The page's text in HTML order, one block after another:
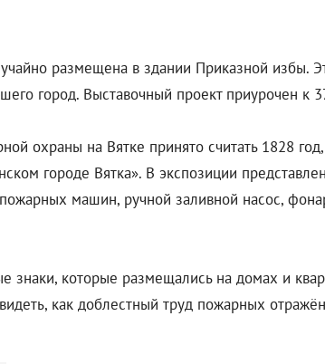
размещена в здании Приказной
город. Выставочный проект приурочен
охраны на Вятке принято считать 1828
городе Вятка». В экспозиции
машин, ручной заливной насос,
знаки, которые размещались на домах и
как доблестный труд пожарных